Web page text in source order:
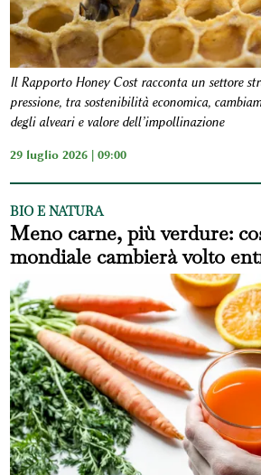
Il Rapporto Honey Cost racconta un settore
pressione, tra sostenibilità economica,
degli alveari e valore dell’impollinazione
29 luglio 2026 | 09:00
BIO E NATURA
Meno carne, più verdure:
mondiale cambierà volto